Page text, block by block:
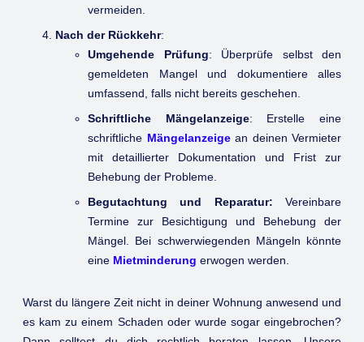
vermeiden.
Nach der Rückkehr:
Umgehende Prüfung: Überprüfe selbst den
gemeldeten Mangel und dokumentiere alles
umfassend, falls nicht bereits geschehen.
Schriftliche Mängelanzeige: Erstelle eine
schriftliche Mängelanzeigean deinen Vermieter
mit detaillierter Dokumentation und Frist zur
Behebung der Probleme.
Begutachtung und Reparatur: Vereinbare
Termine zur Besichtigung und Behebung der
Mängel. Bei schwerwiegenden Mängeln könnte
eine Mietminderung erwogen werden.
Warst du längere Zeit nicht in deiner Wohnung anwesend und
es kam zu einem Schaden oder wurde sogar eingebrochen?